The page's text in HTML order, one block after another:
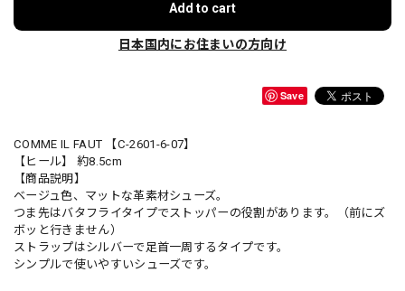
Add to cart
日本国内にお住まいの方向け
Save
COMME IL FAUT 【C-2601-6-07】
【ヒール】 約8.5cm
【商品説明】
ベージュ色、マットな革素材シューズ。
つま先はバタフライタイプでストッパーの役割があります。（前にズ
ボッと行きません）
ストラップはシルバーで足首一周するタイプです。
シンプルで使いやすいシューズです。